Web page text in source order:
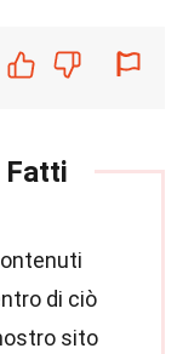
Fatti
di ciò
sito